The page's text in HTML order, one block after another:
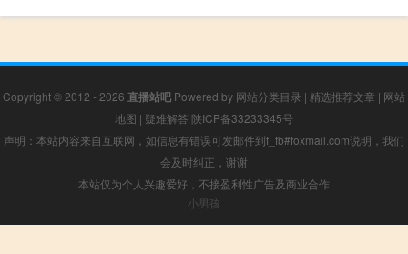
Copyright © 2012 - 2026 直播站吧 Powered by 网站分类目录 | 精选推荐文章 | 网站
地图 | 疑难解答 陕ICP备33233345号
声明：本站内容来自互联网，如信息有错误可发邮件到f_fb#foxmail.com说明，我们
会及时纠正，谢谢
本站仅为个人兴趣爱好，不接盈利性广告及商业合作
小男孩